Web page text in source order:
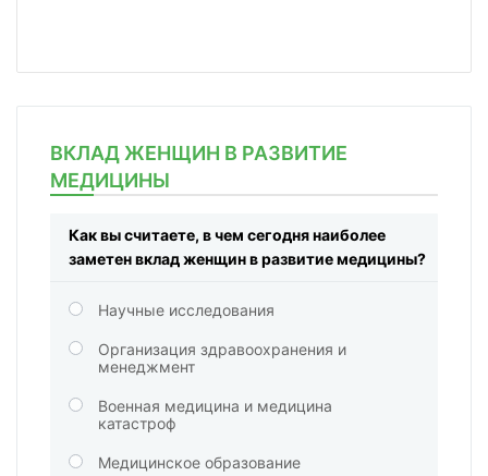
ВКЛАД ЖЕНЩИН В РАЗВИТИЕ
МЕДИЦИНЫ
Как вы считаете, в чем сегодня наиболее
заметен вклад женщин в развитие медицины?
Научные исследования
Организация здравоохранения и
менеджмент
Военная медицина и медицина
катастроф
Медицинское образование